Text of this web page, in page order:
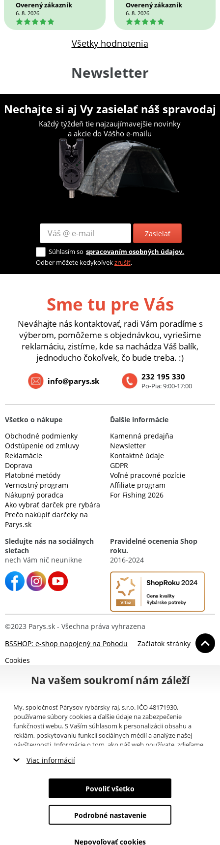
Overený zákazník
6. 8. 2026
5
Overený zákazník
6. 8. 2026
5
Všetky hodnotenia
Newsletter
Nechajte si aj Vy zasielať náš spravodaj
Každý týždeň tie najzaujímavejšie novinky
a akcie do Vášho e-mailu
Zasielať
Súhlasím so spracovaním osobných údajov.
Odber môžete kedykoľvekzrušiť.
Sme tu pre Vás
Neváhajte nás kontaktovať, radi Vám poradíme s
výberom, pomôžeme s objednávkou, vyriešime
reklamáciu, zistíme, kde sa nachádza Váš balík,
jednoducho čokoľvek, čo bude treba. :)
232 195 330
Po-Pia: 9:00-17:00
info@parys.sk
Všetko o nákupe
Obchodné podmienky
Odstúpenie od zmluvy
Reklamácie
Doprava
Platobné metódy
Vernostný program
Nákupný poradca
Ako vybrať darček pre rybára
Prečo nakúpiť darčeky na
Parys.sk
Ďalšie informácie
Kamenná predajňa
Newsletter
Kontaktné údaje
GDPR
Voľné pracovné pozície
Affiliate program
For Fishing 2026
Sledujte nás na sociálnych
sieťach
nech Vám nič neunikne
Pravidelné ocenenia Shop
roku.
2016-2024
©2023 Parys.sk - Všechna práva vyhrazena
BSSHOP: e-shop napojený na Pohodu
Začiatok stránky
Cookies
Na vašem soukromí nám záleží
My, spoločnosť Párysov rybársky raj, s.r.o. IČO 48171930,
používame súbory cookies a ďalšie údaje na zabezpečenie
funkčnosti webu. S Vaším súhlasom k personalizácii obsahu a
reklám, poskytovaniu funkcií sociálnych médií a analýze našej
návštevnosti. Informácie o tom, ako náš web používate, zdieľame
(napríklad Google).Tu
informáciami, ktoré ste im poskytli alebo ktoré získali v dôsledku
toho, že používate ich služby. Tieto údaje zahŕňajú cookies, dáta z
ďalších úložísk, IP adresu a ďalšie informácie spojené s prezeraním
Viac informácií
Nevyhnutné cookies
Marketingové cookies
Analytické cookies
Povoliť všetko
Podrobné nastavenie
Nepovoľovať cookies